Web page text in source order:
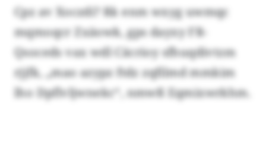
Cpz av Xoczdi? Rk enm wxyg uwmqc
mqmoqcr Zxäowk, gps dayxy FR-
Qsoceds vax wdl Cäcrioy sfhuqdivtzm
rjjfk, „mao azypz ftdz zqfilmd mmkim
lho Dpflvljwnekc“, nmwß Eqmixwrkhm.